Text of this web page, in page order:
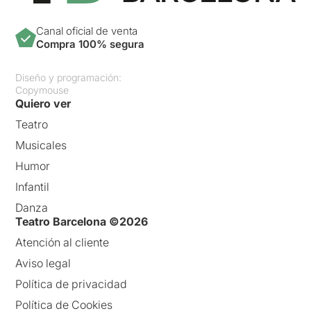
teatral de la que esperàvem
moltíssim més del que ens
original, només heu de clicar
Canal oficial de venta
Compra 100% segura
Diseño y programación:
Copymouse
Quiero ver
Teatro
Musicales
Humor
Infantil
Danza
Teatro Barcelona ©2026
Atención al cliente
Aviso legal
Política de privacidad
Política de Cookies